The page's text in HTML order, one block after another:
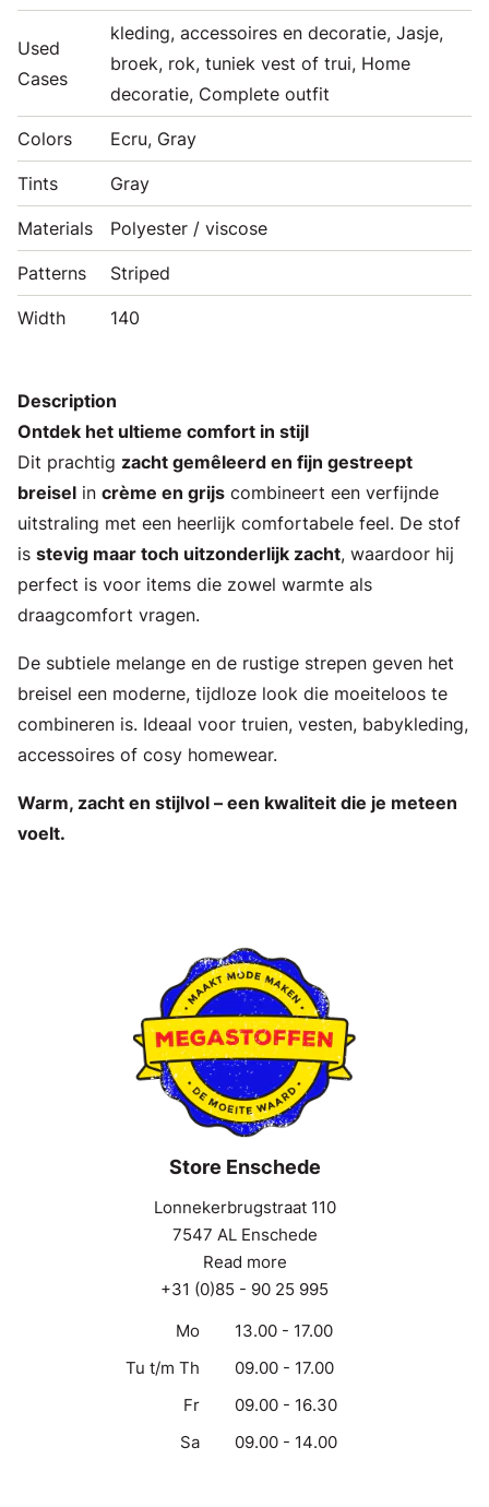
Used
Cases
kleding, accessoires en decoratie, Jasje,
broek, rok, tuniek vest of trui, Home
decoratie, Complete outfit
Colors Ecru, Gray
Tints Gray
Materials Polyester / viscose
Patterns Striped
Width 140
Description
Ontdek het ultieme comfort in stijl
Dit prachtig zacht gemêleerd en fijn gestreept
breisel in crème en grijs combineert een verfijnde
uitstraling met een heerlijk comfortabele feel. De stof
is stevig maar toch uitzonderlijk zacht, waardoor hij
perfect is voor items die zowel warmte als
draagcomfort vragen.
De subtiele melange en de rustige strepen geven het
breisel een moderne, tijdloze look die moeiteloos te
combineren is. Ideaal voor truien, vesten, babykleding,
accessoires of cosy homewear.
Warm, zacht en stijlvol – een kwaliteit die je meteen
voelt.
Store Enschede
Lonnekerbrugstraat 110
7547 AL Enschede
Read more
+31 (0)85 - 90 25 995
Mo
13.00 - 17.00
Tu t/m Th
09.00 - 17.00
Fr
09.00 - 16.30
Sa
09.00 - 14.00